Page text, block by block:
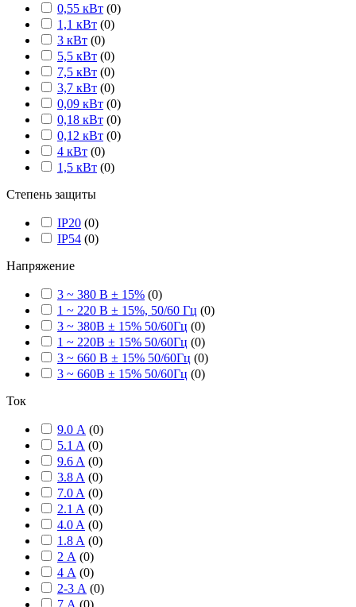
0,55 кВт (0)
1,1 кВт (0)
3 кВт (0)
5,5 кВт (0)
7,5 кВт (0)
3,7 кВт (0)
0,09 кВт (0)
0,18 кВт (0)
0,12 кВт (0)
4 кВт (0)
1,5 кВт (0)
Степень защиты
IP20 (0)
IP54 (0)
Напряжение
3 ~ 380 В ± 15% (0)
1 ~ 220 В ± 15%, 50/60 Гц (0)
3 ~ 380В ± 15% 50/60Гц (0)
1 ~ 220В ± 15% 50/60Гц (0)
3 ~ 660 В ± 15% 50/60Гц (0)
3 ~ 660В ± 15% 50/60Гц (0)
Ток
9.0 А (0)
5.1 A (0)
9.6 A (0)
3.8 A (0)
7.0 A (0)
2.1 A (0)
4.0 A (0)
1.8 A (0)
2 А (0)
4 А (0)
2-3 А (0)
7 А (0)